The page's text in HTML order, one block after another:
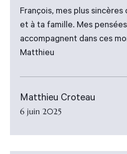
François, mes plus
et à ta famille. Mes
accompagnent dans ces
Matthieu
Matthieu Croteau
6 juin 2025